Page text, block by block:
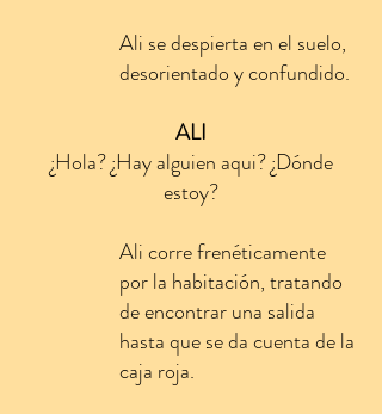
Ali se despierta en el suelo,
desorientado y confundido.
ALI
¿Hola? ¿Hay alguien aqui? ¿Dónde
estoy?
Ali corre frenéticamente
por la habitación, tratando
de encontrar una salida
hasta que se da cuenta de la
caja roja.